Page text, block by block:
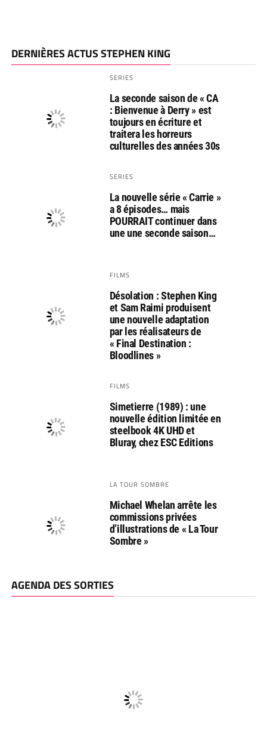
DERNIÈRES ACTUS STEPHEN KING
SERIES
La seconde saison de « CA
: Bienvenue à Derry » est
toujours en écriture et
traitera les horreurs
culturelles des années 30s
SERIES
La nouvelle série « Carrie »
a 8 épisodes… mais
POURRAIT continuer dans
une une seconde saison…
FILMS
Désolation : Stephen King
et Sam Raimi produisent
une nouvelle adaptation
par les réalisateurs de
« Final Destination :
Bloodlines »
FILMS
Simetierre (1989) : une
nouvelle édition limitée en
steelbook 4K UHD et
Bluray, chez ESC Editions
LA TOUR SOMBRE
Michael Whelan arrête les
commissions privées
d’illustrations de « La Tour
Sombre »
AGENDA DES SORTIES